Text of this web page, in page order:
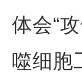
体会“
噬细胞